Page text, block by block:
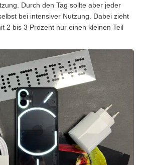
Durch den Tag sollte aber jeder
bei intensiver Nutzung. Dabei zieht
2 bis 3 Prozent nur einen kleinen Teil